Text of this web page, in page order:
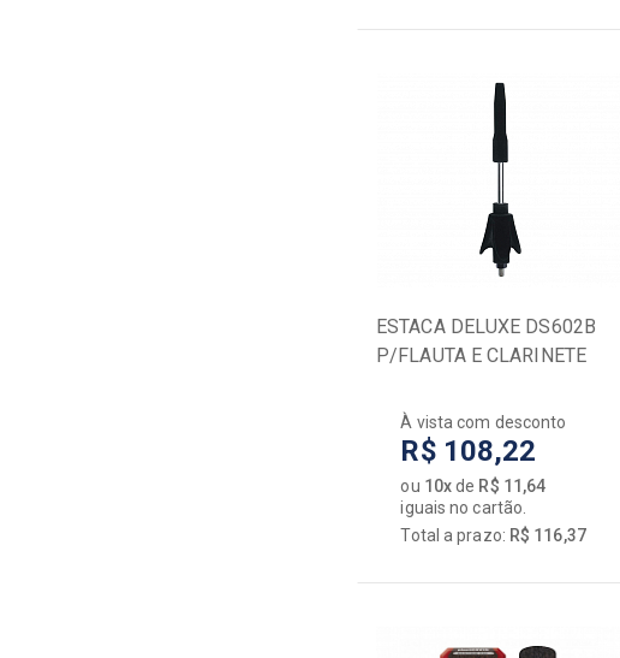
ESTACA DELUXE DS602B
P/FLAUTA E CLARINETE
À vista com desconto
R$ 108,22
ou 10xde R$ 11,64
iguais no cartão.
Total a prazo: R$ 116,37